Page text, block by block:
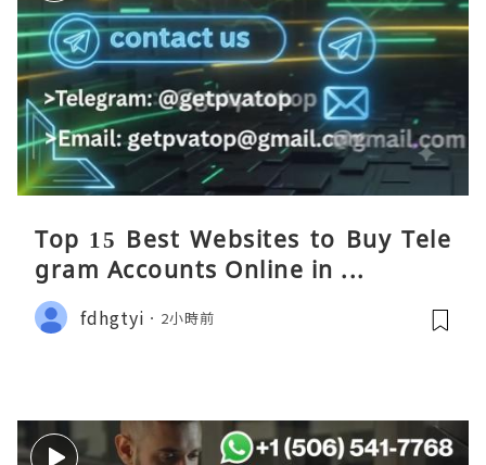
Top 15 Best Websites to Buy Tele
gram Accounts Online in ...
fdhgtyi 2小時前